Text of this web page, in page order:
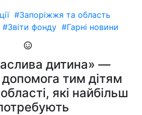
#Запоріжжя та область
#Звіти фонду #Гарні новини
дитина» —
тим дітям
які найбільш
потребують